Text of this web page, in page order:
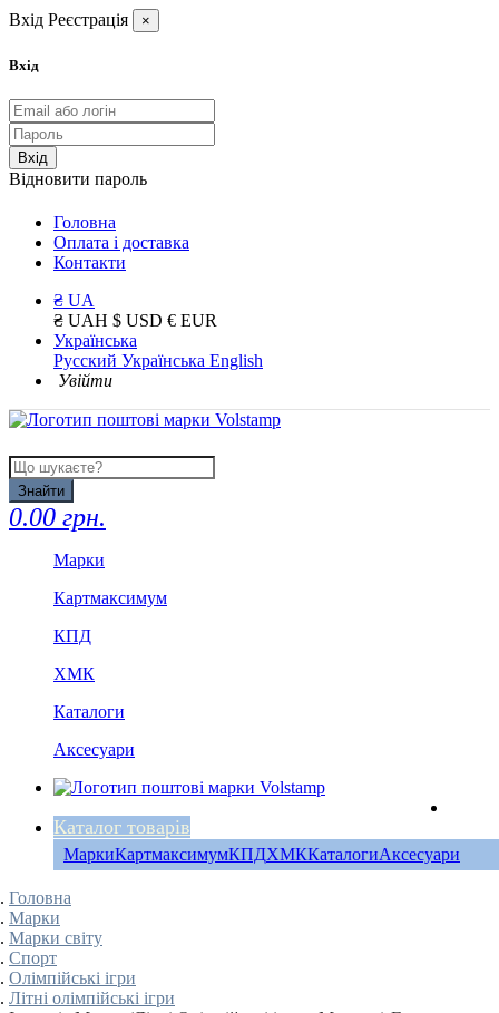
Вхід Реєстрація ×
Вхід
Вхід
Відновити пароль
Головна
Оплата і доставка
Контакти
₴ UA
₴ UAH $ USD € EUR
Українська
Русский Українська English
Увійти
Знайти
0.00 грн.
Марки
Картмаксимум
КПД
ХМК
Каталоги
Аксесуари
Каталог товарів
МаркиКартмаксимумКПДХМККаталогиАксесуари
Головна
Марки
Марки світу
Спорт
Олімпійські ігри
Літні олімпійські ігри